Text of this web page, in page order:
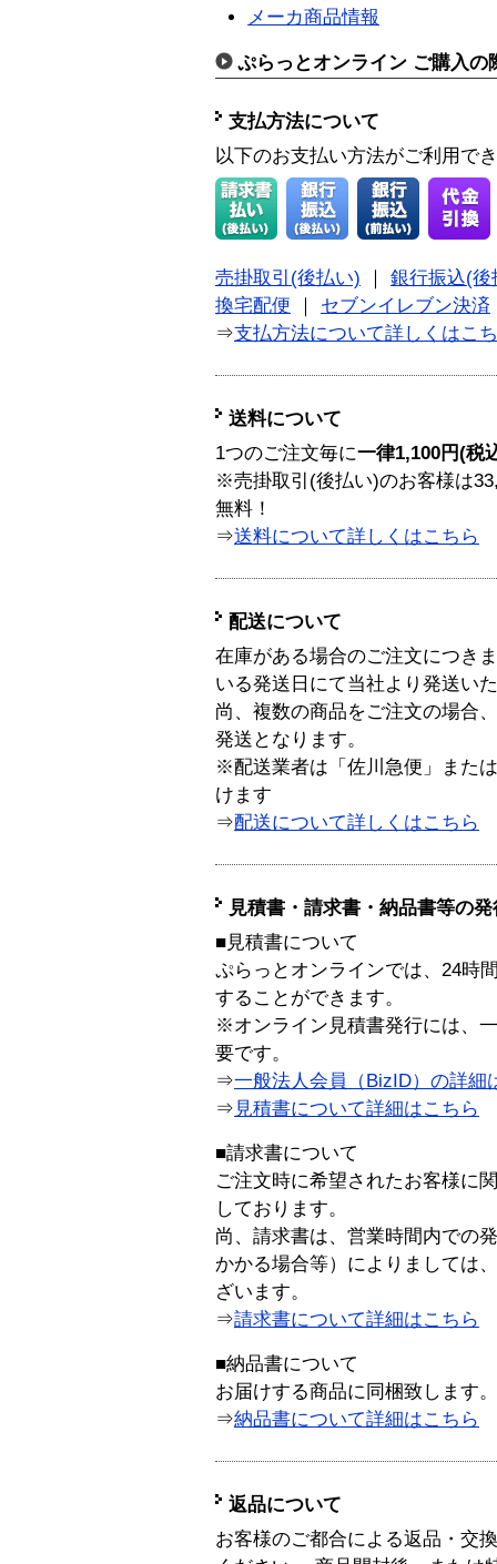
メーカ商品情報
ぷらっとオンライン ご購入の
支払方法について
以下のお支払い方法がご利用で
売掛取引(後払い)
銀行振込(後
換宅配便
セブンイレブン決済
⇒支払方法について詳しくはこ
送料について
1つのご注文毎に一律1,100円(税
※売掛取引(後払い)のお客様は
無料！
⇒送料について詳しくはこちら
配送について
在庫がある場合のご注文につき
いる発送日にて当社より発送い
尚、複数の商品をご注文の場合
発送となります。
※配送業者は「佐川急便」また
けます
⇒配送について詳しくはこちら
見積書・請求書・納品書等の
■見積書について
ぷらっとオンラインでは、24時
することができます。
※オンライン見積書発行には、
要です。
⇒一般法人会員（BizID）の詳細
⇒ 見積書について詳細はこちら
■請求書について
ご注文時に希望されたお客様に
しております。
尚、請求書は、営業時間内での
かかる場合等）によりましては
ざいます。
⇒請求書について詳細はこちら
■納品書について
お届けする商品に同梱致します。
⇒納品書について詳細はこちら
返品について
お客様のご都合による返品・交